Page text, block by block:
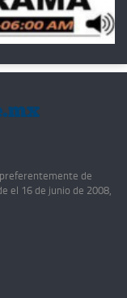
de
el 16 de junio de 2008,